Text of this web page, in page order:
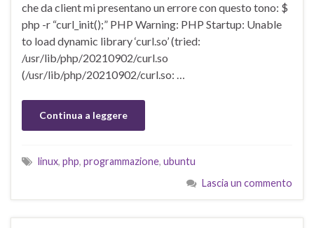
che da client mi presentano un errore con questo tono: $
php -r “curl_init();” PHP Warning: PHP Startup: Unable
to load dynamic library ‘curl.so’ (tried:
/usr/lib/php/20210902/curl.so
(/usr/lib/php/20210902/curl.so: …
Continua a leggere
linux, php, programmazione, ubuntu
Lascia un commento